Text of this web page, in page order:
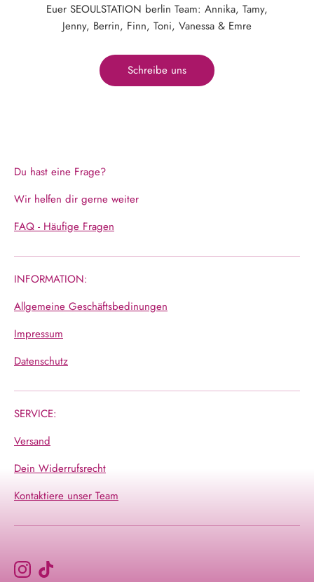
Euer SEOULSTATION berlin Team: Annika, Tamy,
Jenny, Berrin, Finn, Toni, Vanessa & Emre
Schreibe uns
Du hast eine Frage?
Wir helfen dir gerne weiter
FAQ - Häufige Fragen
INFORMATION:
Allgemeine Geschäftsbedinungen
Impressum
Datenschutz
SERVICE:
Versand
Dein Widerrufsrecht
Kontaktiere unser Team